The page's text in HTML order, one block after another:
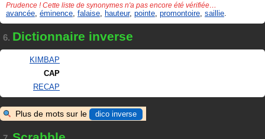
Prudence ! Cette liste de synonymes n'a pas encore été vérifiée…
avancée éminence falaise hauteur, pointe promontoire saillie
6. Dictionnaire inverse
KIMBAP
CAP
RECAP
Plus de mots sur le dico inverse